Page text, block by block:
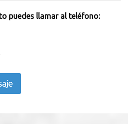
puedes llamar al teléfono: